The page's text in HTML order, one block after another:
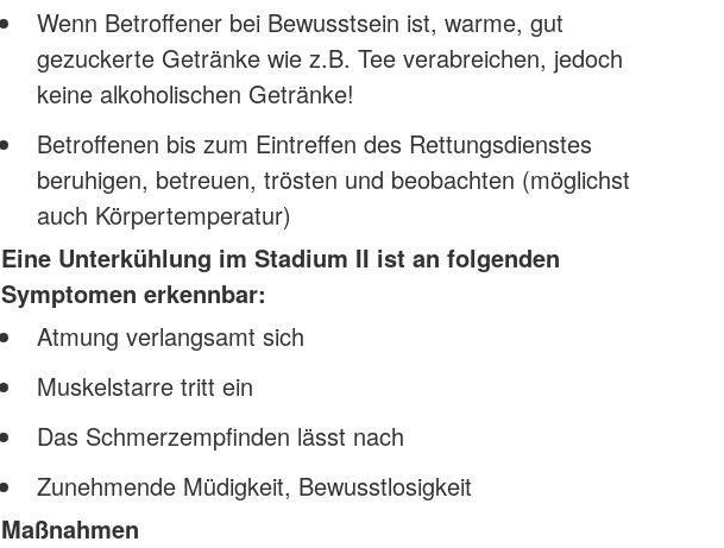
Wenn Betroffener bei Bewusstsein ist, warme, gut
gezuckerte Getränke wie z.B. Tee verabreichen, jedoch
keine alkoholischen Getränke!
Betroffenen bis zum Eintreffen des Rettungsdienstes
beruhigen, betreuen, trösten und beobachten (möglichst
auch Körpertemperatur)
Eine Unterkühlung im Stadium II ist an folgenden
Symptomen erkennbar:
Atmung verlangsamt sich
Muskelstarre tritt ein
Das Schmerzempfinden lässt nach
Zunehmende Müdigkeit, Bewusstlosigkeit
Maßnahmen